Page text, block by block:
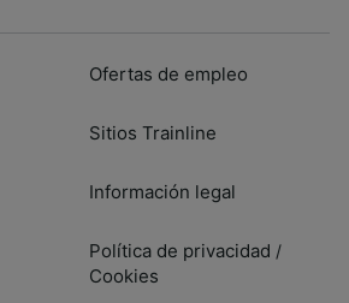
Ofertas de empleo
Sitios Trainline
Información legal
Política de privacidad /
Cookies